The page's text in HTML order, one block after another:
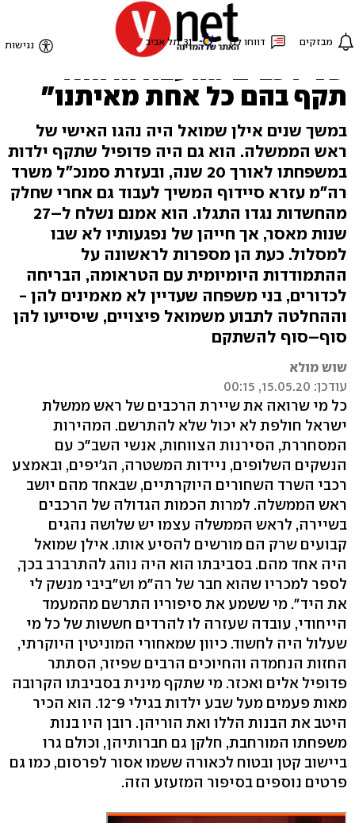
"שמואל היה עף על עצמו
שהוא הנהג של ביבי. היו לו
שני רכבים מהעבודה. הוא
תקף בהם כל אחת מאיתנו"
במשך שנים אילן שמואל היה נהגו האישי של
ראש הממשלה. הוא גם היה פדופיל שתקף ילדות
במשפחתו לאורך 20 שנה, ובעזרת סמנכ"ל משרד
רה"מ עזרא סיידוף המשיך לעבוד גם אחרי שחלק
מהחשדות נגדו התגלו. הוא אמנם נשלח ל–27
שנות מאסר, אך חייהן של נפגעותיו לא שבו
למסלול. כעת הן מספרות לראשונה על
ההתמודדות היומיומית עם הטראומה, הבריחה
לכדורים, בני משפחה שעדיין לא מאמינים להן -
וההחלטה לתבוע משמואל פיצויים, שיסייעו להן
סוף–סוף להשתקם
שוש מולא
עודכן: 15.05.20, 00:15
כל מי שרואה את שיירת הרכבים של ראש ממשלת
ישראל חולפת לא יכול שלא להתרשם. המהירות
המסחררת, הסירנות הצווחות, אנשי השב"כ עם
הנשקים השלופים, ניידות המשטרה, הג'יפים, ובאמצע
רכבי השרד השחורים היוקרתיים, שבאחד מהם יושב
ראש הממשלה. למרות הכמות הגדולה של הרכבים
בשיירה, לראש הממשלה עצמו יש שלושה נהגים
קבועים שרק הם מורשים להסיע אותו. אילן שמואל
היה אחד מהם. בסביבתו הוא היה נוהג להתרברב בכך,
לספר למכריו שהוא חבר של רה"מ וש"ביבי מנשק לי
את היד". מי ששמע את סיפוריו התרשם מהמעמד
הייחודי, עובדה שעזרה לו להרדים חששות של כל מי
שעלול היה לחשוד. כיוון שמאחורי המוניטין היוקרתי,
החזות הנחמדה והחיוכים הרבים שפיזר, הסתתר
פדופיל אלים ואכזר. מי שתקף מינית בסביבתו הקרובה
מאות פעמים מעל שבע ילדות בגילי 9־12. הוא הכיר
היטב את הבנות הללו ואת הוריהן. רובן היו בנות
משפחתו המורחבת, חלקן גם חברותיהן, וכולם גרו
ביישוב קטן ובטוח לכאורה ששמו אסור לפרסום, כמו גם
פרטים נוספים בסיפור המזעזע הזה.